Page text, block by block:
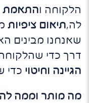
הלקוחה והתאמת
לה,תיאום ציפיות
שאנחנו מבינים
דרך כדי
הגיינה וחיטוי כדי
מה מותר וממה